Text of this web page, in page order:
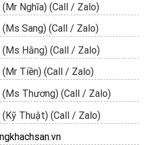
(Mr Nghĩa) (Call / Zalo)
(Ms Sang) (Call / Zalo)
(Ms Hằng) (Call / Zalo)
(Mr Tiền) (Call / Zalo)
(Ms Thương) (Call / Zalo)
(Kỹ Thuật) (Call / Zalo)